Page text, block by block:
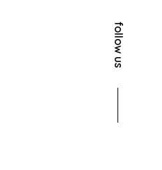
follow us